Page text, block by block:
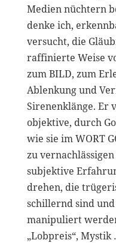
Medien nüchtern
denke ich,
versucht, die
raffinierte Weise
zum BILD, zum
Ablenkung und
Sirenenklänge. Er
objektive, durch
wie sie im WORT
zu
subjektive
drehen, die
schillernd sind
manipuliert
„Lobpreis“,